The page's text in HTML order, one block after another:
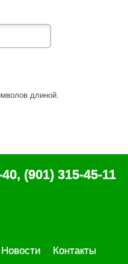
длиной.
(901) 315-45-11
Новости Контакты